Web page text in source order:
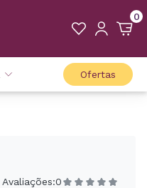
0
Ofertas
Avaliações:0